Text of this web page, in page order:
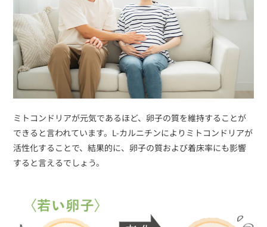
ミトコンドリアが元気であるほど、卵子の質を維持することが
できると言われています。L-カルニチンによりミトコンドリアが
活性化することで、結果的に、卵子の質および着床率にも影響
すると言えるでしょう。